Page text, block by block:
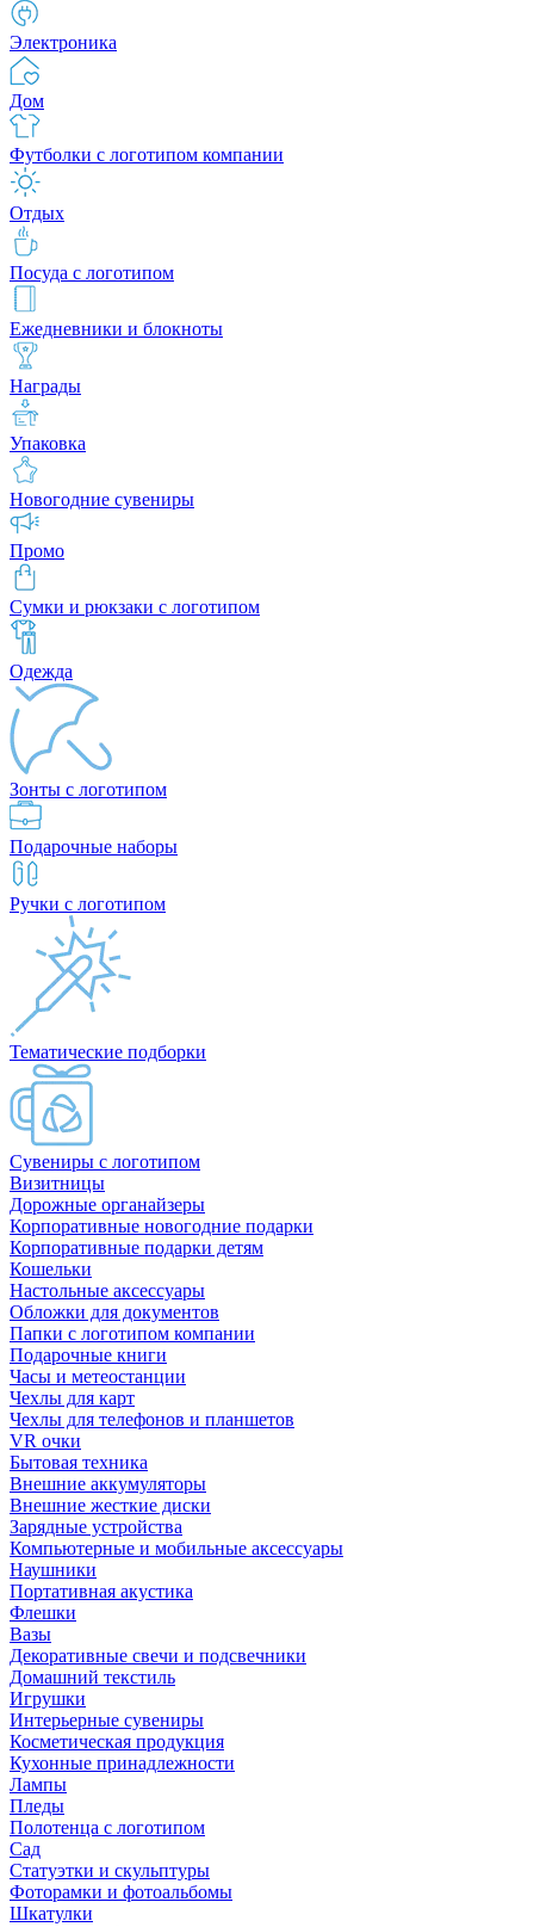
Электроника
Дом
Футболки с логотипом компании
Отдых
Посуда с логотипом
Ежедневники и блокноты
Награды
Упаковка
Новогодние сувениры
Промо
Сумки и рюкзаки с логотипом
Одежда
Зонты с логотипом
Подарочные наборы
Ручки с логотипом
Тематические подборки
Сувениры с логотипом
Визитницы
Дорожные органайзеры
Корпоративные новогодние подарки
Корпоративные подарки детям
Кошельки
Настольные аксессуары
Обложки для документов
Папки с логотипом компании
Подарочные книги
Часы и метеостанции
Чехлы для карт
Чехлы для телефонов и планшетов
VR очки
Бытовая техника
Внешние аккумуляторы
Внешние жесткие диски
Зарядные устройства
Компьютерные и мобильные аксессуары
Наушники
Портативная акустика
Флешки
Вазы
Декоративные свечи и подсвечники
Домашний текстиль
Игрушки
Интерьерные сувениры
Косметическая продукция
Кухонные принадлежности
Лампы
Пледы
Полотенца с логотипом
Сад
Статуэтки и скульптуры
Фоторамки и фотоальбомы
Шкатулки